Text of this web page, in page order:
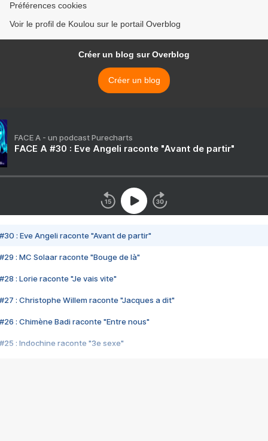
Préférences cookies
Voir le profil de Koulou sur le portail Overblog
Créer un blog sur Overblog
Créer un blog
FACE A - un podcast Purecharts
FACE A #30 : Eve Angeli raconte "Avant de partir"
#30 : Eve Angeli raconte "Avant de partir"
#29 : MC Solaar raconte "Bouge de là"
#28 : Lorie raconte "Je vais vite"
#27 : Christophe Willem raconte "Jacques a dit"
#26 : Chimène Badi raconte "Entre nous"
#25 : Indochine raconte "3e sexe"